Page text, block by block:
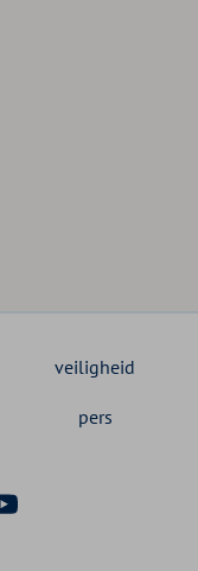
veiligheid
pers